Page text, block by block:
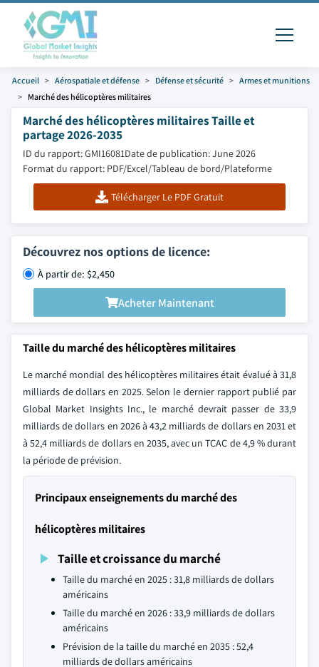
Accueil Aérospatiale et défense Défense et sécurité
Armes et munitions
Marché des hélicoptères militaires
Marché des hélicoptères militaires Taille et
partage 2026-2035
ID du rapport: GMI16081Date de publication: June 2026
Format du rapport: PDF/Excel/Tableau de bord/Plateforme
Télécharger Le PDF Gratuit
Découvrez nos options de licence:
À partir de: $2,450
Acheter Maintenant
Taille du marché des hélicoptères militaires
Le marché mondial des hélicoptères militaires était évalué à 31,8
milliards de dollars en 2025. Selon le dernier rapport publié par
Global Market Insights Inc., le marché devrait passer de 33,9
milliards de dollars en 2026 à 43,2 milliards de dollars en 2031 et
à 52,4 milliards de dollars en 2035, avec un TCAC de 4,9 % durant
la période de prévision.
Principaux enseignements du marché des
hélicoptères militaires
Taille et croissance du marché
Taille du marché en 2025 : 31,8 milliards de dollars
américains
Taille du marché en 2026 : 33,9 milliards de dollars
américains
Prévision de la taille du marché en 2035 : 52,4
milliards de dollars américains